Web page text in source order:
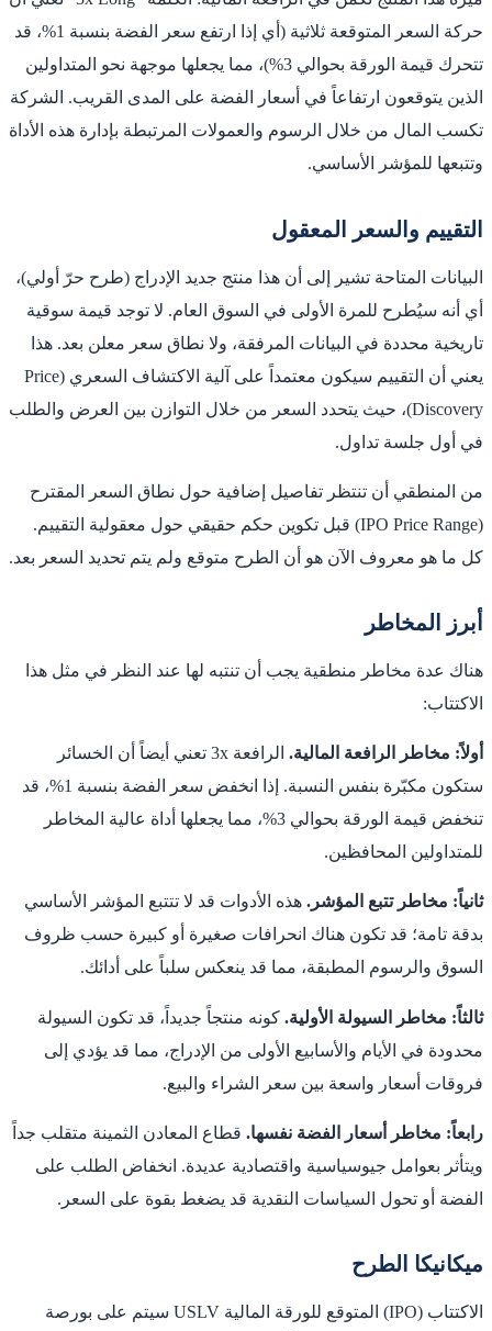
حركة السعر المتوقعة ثلاثية (أي إذا ارتفع سعر الفضة بنسبة 1%، قد
تتحرك قيمة الورقة بحوالي 3%)، مما يجعلها موجهة نحو المتداولين
الذين يتوقعون ارتفاعاً في أسعار الفضة على المدى القريب. الشركة
تكسب المال من خلال الرسوم والعمولات المرتبطة بإدارة هذه الأداة
وتتبعها للمؤشر الأساسي.
التقييم والسعر المعقول
البيانات المتاحة تشير إلى أن هذا منتج جديد الإدراج (طرح حرّ أولي)،
أي أنه سيُطرح للمرة الأولى في السوق العام. لا توجد قيمة سوقية
تاريخية محددة في البيانات المرفقة، ولا نطاق سعر معلن بعد. هذا
يعني أن التقييم سيكون معتمداً على آلية الاكتشاف السعري (Price
Discovery)، حيث يتحدد السعر من خلال التوازن بين العرض والطلب
في أول جلسة تداول.
من المنطقي أن تنتظر تفاصيل إضافية حول نطاق السعر المقترح
(IPO Price Range) قبل تكوين حكم حقيقي حول معقولية التقييم.
كل ما هو معروف الآن هو أن الطرح متوقع ولم يتم تحديد السعر بعد.
أبرز المخاطر
هناك عدة مخاطر منطقية يجب أن تنتبه لها عند النظر في مثل هذا
الاكتتاب:
أولاً: مخاطر الرافعة المالية.
الرافعة 3x تعني أيضاً أن الخسائر
ستكون مكبّرة بنفس النسبة. إذا انخفض سعر الفضة بنسبة 1%، قد
تنخفض قيمة الورقة بحوالي 3%، مما يجعلها أداة عالية المخاطر
للمتداولين المحافظين.
ثانياً: مخاطر تتبع المؤشر. هذه الأدوات قد لا تتتبع المؤشر الأساسي
بدقة تامة؛ قد تكون هناك انحرافات صغيرة أو كبيرة حسب ظروف
السوق والرسوم المطبقة، مما قد ينعكس سلباً على أدائك.
ثالثاً: مخاطر السيولة الأولية. كونه منتجاً جديداً، قد تكون السيولة
محدودة في الأيام والأسابيع الأولى من الإدراج، مما قد يؤدي إلى
فروقات أسعار واسعة بين سعر الشراء والبيع.
رابعاً: مخاطر أسعار الفضة نفسها. قطاع المعادن الثمينة متقلب جداً
ويتأثر بعوامل جيوسياسية واقتصادية عديدة. انخفاض الطلب على
الفضة أو تحول السياسات النقدية قد يضغط بقوة على السعر.
ميكانيكا الطرح
الاكتتاب (IPO) المتوقع للورقة المالية USLV سيتم على بورصة